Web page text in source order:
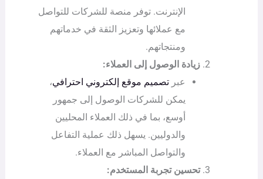
الإنترنت. توفر منصة للشركات للتواصل
مع عملائها وتعزيز الثقة في خدماتهم
ومنتجاتهم.
زيادة الوصول إلى العملاء:
عبر تصميم موقع إلكتروني احترافي،
يمكن للشركات الوصول إلى جمهور
أوسع، بما في ذلك العملاء المحليين
والدوليين. يسهل ذلك عملية التفاعل
والتواصل المباشر مع العملاء.
تحسين تجربة المستخدم: